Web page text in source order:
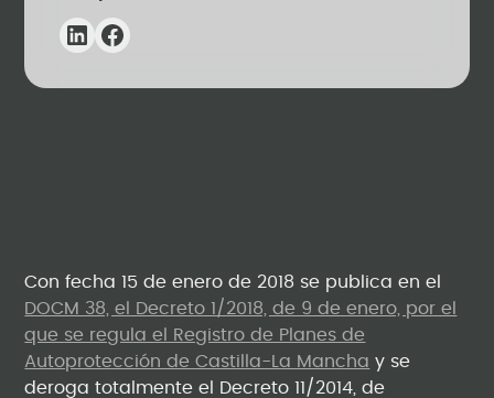
Con fecha 15 de enero de 2018 se publica en el
DOCM 38, el Decreto 1/2018, de 9 de enero, por el
que se regula el Registro de Planes de
Autoprotección de Castilla-La Mancha y se
deroga totalmente el Decreto 11/2014, de